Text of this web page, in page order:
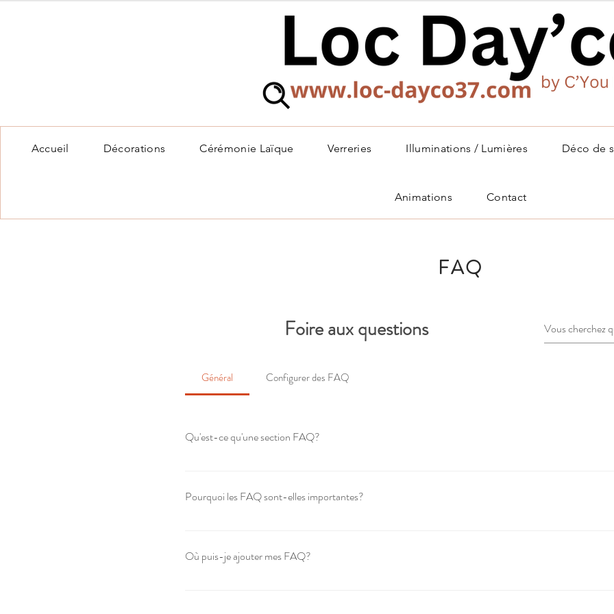
Accueil Décorations Cérémonie Laïque Verreries Illuminations / Lumières Déco de
Animations Contact
FAQ
Foire aux questions
Général Configurer des FAQ
Qu'est-ce qu'une section FAQ?
Pourquoi les FAQ sont-elles importantes?
Où puis-je ajouter mes FAQ?